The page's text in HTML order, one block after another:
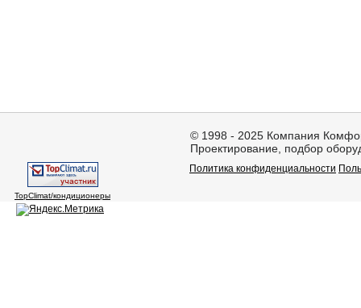
TopClimat/кондиционеры
© 1998 - 2025 Компания
Проектирование, подбор
Политика конфиденциальности